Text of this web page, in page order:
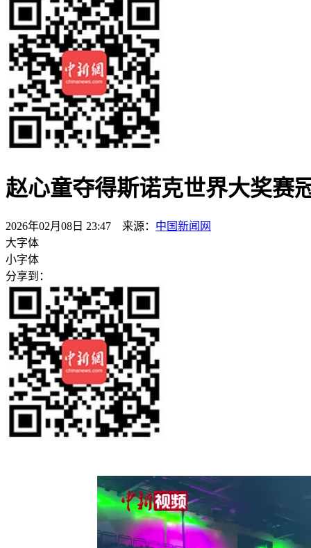
赵心童夺得斯诺克世界大奖赛
2026年02月08日 23:47 来源： 中国新闻网
大字体
小字体
分享到：